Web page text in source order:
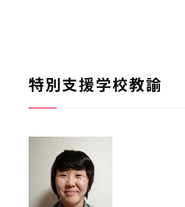
特別支援学校教諭